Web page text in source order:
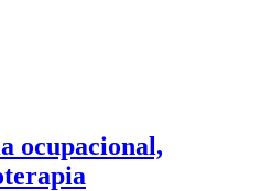
ocupacional,